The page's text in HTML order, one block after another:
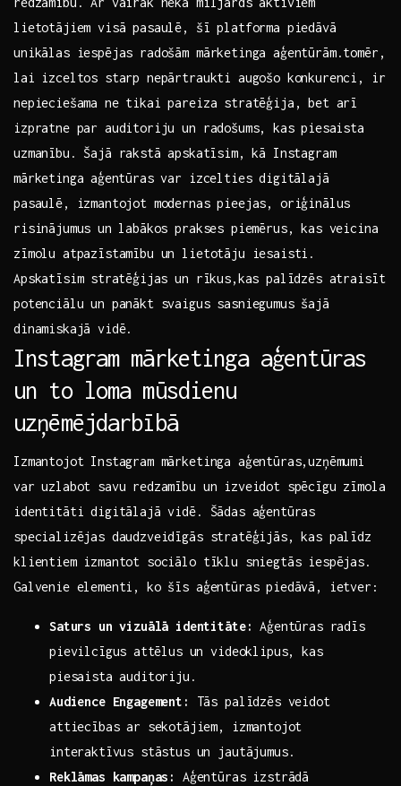
lietotājiem visā pasaulē, ‌šī platforma piedāvā
unikālas‌ iespējas radošām mārketinga aģentūrām.tomēr,
lai izceltos ‍starp nepārtraukti augošo konkurenci, ir
nepieciešama ne tikai pareiza stratēģija, bet arī
izpratne par auditoriju un radošums, kas ⁣piesaista
uzmanību. Šajā rakstā⁣ apskatīsim, kā Instagram
mārketinga ⁤aģentūras var izcelties digitālajā
pasaulē, izmantojot modernas pieejas, oriģinālus
risinājumus un ⁣labākos prakses piemērus, kas veicina
zīmolu atpazīstamību un lietotāju iesaisti.
Apskatīsim⁤ stratēģijas un rīkus,kas palīdzēs atraisīt
potenciālu un panākt svaigus sasniegumus šajā
dinamiskajā vidē.
Instagram mārketinga aģentūras
un to loma mūsdienu
uzņēmējdarbībā
Izmantojot Instagram mārketinga aģentūras,uzņēmumi
var uzlabot savu redzamību un izveidot spēcīgu zīmola
identitāti digitālajā vidē. Šādas​ aģentūras
specializējas daudzveidīgās stratēģijās,‍ kas palīdz⁣
klientiem ‍izmantot sociālo tīklu sniegtās iespējas.
Galvenie elementi, ko​ šīs aģentūras piedāvā, ietver:
Saturs un vizuālā identitāte: Aģentūras radīs
pievilcīgus⁣ attēlus un videoklipus, kas
piesaista auditoriju.
Audience Engagement:
Tās ​palīdzēs veidot
attiecības ar sekotājiem, izmantojot
interaktīvus stāstus un jautājumus.
Reklāmas kampaņas:
Aģentūras izstrādā